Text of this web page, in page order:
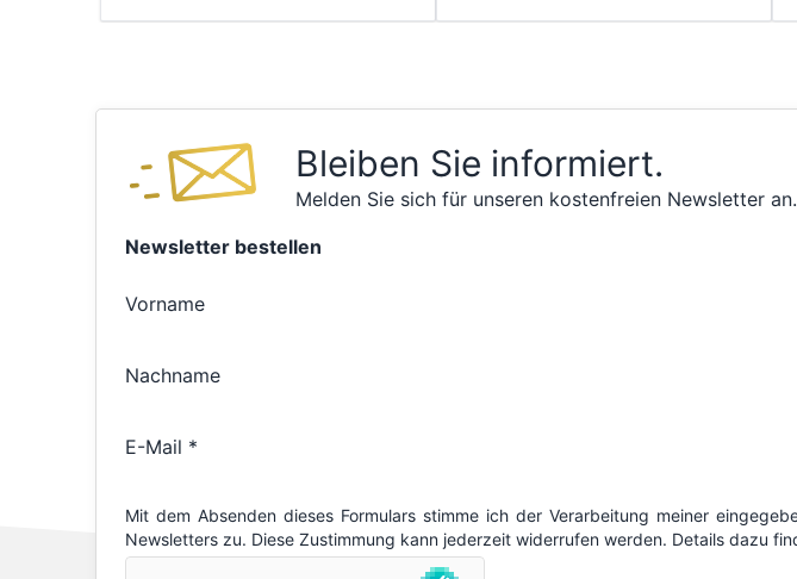
Bleiben Sie informiert.
Melden Sie sich für unseren kostenfreien Newsletter an.